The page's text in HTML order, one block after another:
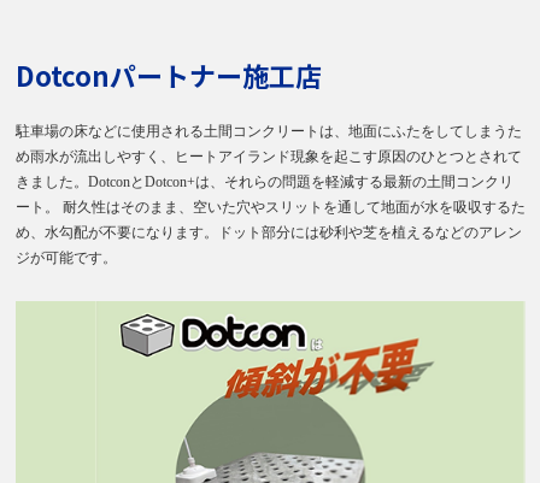
Dotconパートナー施工店
駐車場の床などに使用される土間コンクリートは、地面にふたをしてしまうた
め雨水が流出しやすく、ヒートアイランド現象を起こす原因のひとつとされて
きました。DotconとDotcon+は、それらの問題を軽減する最新の土間コンクリ
ート。 耐久性はそのまま、空いた穴やスリットを通して地面が水を吸収するた
め、水勾配が不要になります。ドット部分には砂利や芝を植えるなどのアレン
ジが可能です。